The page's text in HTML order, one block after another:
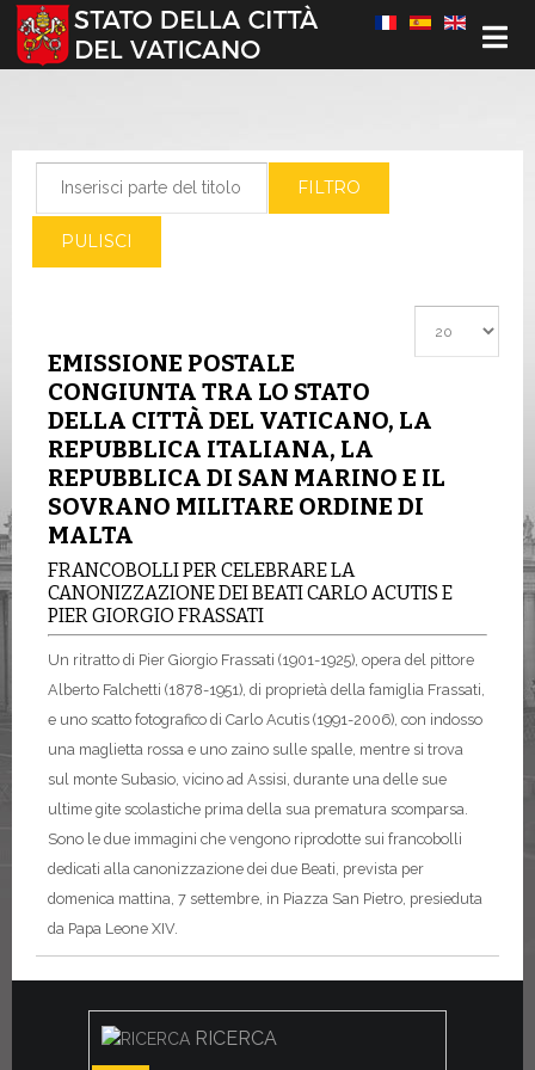
Seleziona la tua lingua
FILTRO
PULISCI
EMISSIONE POSTALE
CONGIUNTA TRA LO STATO
DELLA CITTÀ DEL VATICANO, LA
REPUBBLICA ITALIANA, LA
REPUBBLICA DI SAN MARINO E IL
SOVRANO MILITARE ORDINE DI
MALTA
FRANCOBOLLI PER CELEBRARE LA
CANONIZZAZIONE DEI BEATI CARLO ACUTIS E
PIER GIORGIO FRASSATI
Un ritratto di Pier Giorgio Frassati (1901-1925), opera del pittore
Alberto Falchetti (1878-1951), di proprietà della famiglia Frassati,
e uno scatto fotografico di Carlo Acutis (1991-2006), con indosso
una maglietta rossa e uno zaino sulle spalle, mentre si trova
sul monte Subasio, vicino ad Assisi, durante una delle sue
ultime gite scolastiche prima della sua prematura scomparsa.
Sono le due immagini che vengono riprodotte sui francobolli
dedicati alla canonizzazione dei due Beati, prevista per
domenica mattina, 7 settembre, in Piazza San Pietro, presieduta
da Papa Leone XIV.
RICERCA